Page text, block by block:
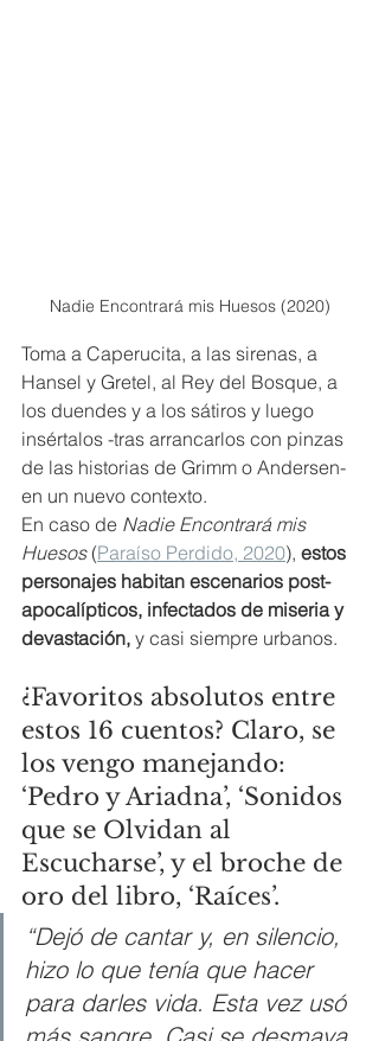
Nadie Encontrará mis Huesos (2020)
Toma a Caperucita, a las sirenas, a
Hansel y Gretel, al Rey del Bosque, a
los duendes y a los sátiros y luego
insértalos -tras arrancarlos con pinzas
de las historias de Grimm o Andersen-
en un nuevo contexto.
En caso de Nadie Encontrará mis
Huesos (Paraíso Perdido, 2020), estos
personajes habitan escenarios post-
apocalípticos, infectados de miseria y
devastación, y casi siempre urbanos.
¿Favoritos absolutos entre
estos 16 cuentos? Claro, se
los vengo manejando:
‘Pedro y Ariadna’, ‘Sonidos
que se Olvidan al
Escucharse’, y el broche de
oro del libro, ‘Raíces’.
“Dejó de cantar y, en silencio,
hizo lo que tenía que hacer
para darles vida. Esta vez usó